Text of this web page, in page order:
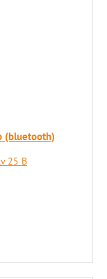
(bluetooth)
25 В